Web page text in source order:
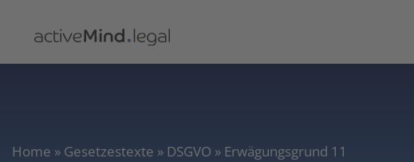
Home » Gesetzestexte » DSGVO » Erwägungsgrund 11